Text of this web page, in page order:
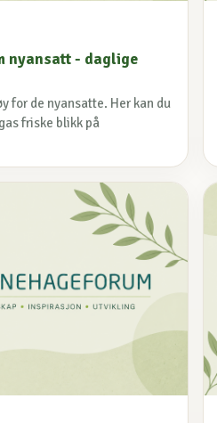
nyansatt - daglige
for de nyansatte. Her kan du
friske blikk på